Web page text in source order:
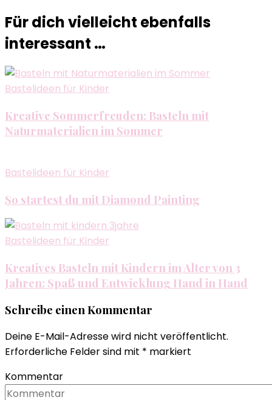
Für dich vielleicht ebenfalls
interessant …
Bastelideen für Kinder
Kreative Sommerfreuden: Basteln mit
Naturmaterialien im Sommer
Bastelideen für Kinder
So startest du mit Diamond Painting
Bastelideen für Kinder
Kreatives Basteln mit Kindern im Alter von 3
Jahren: Spaß und Entwicklung Hand in Hand
Schreibe einen Kommentar
Deine E-Mail-Adresse wird nicht veröffentlicht.
Erforderliche Felder sind mit * markiert
Kommentar